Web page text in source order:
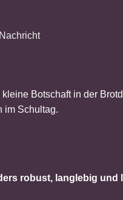
Botschaft in der
im Schultag.
robust, langlebig